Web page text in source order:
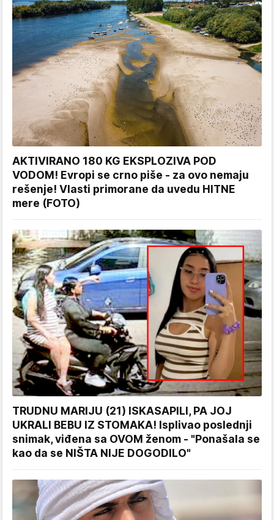
AKTIVIRANO 180 KG EKSPLOZIVA POD
VODOM! Evropi se crno piše - za ovo nemaju
rešenje! Vlasti primorane da uvedu HITNE
mere (FOTO)
TRUDNU MARIJU (21) ISKASAPILI, PA JOJ
UKRALI BEBU IZ STOMAKA! Isplivao poslednji
snimak, viđena sa OVOM ženom - "Ponašala se
kao da se NIŠTA NIJE DOGODILO"